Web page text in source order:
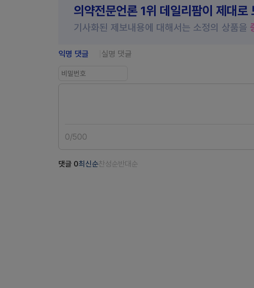
의약전문언론 1위 데일리팜이 제대로
기사화된 제보내용에 대해서는 소정의 상품을
익명 댓글 실명 댓글
0/500
댓글 0최신순찬성순반대순